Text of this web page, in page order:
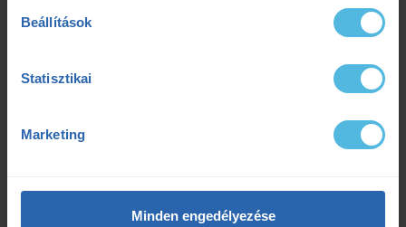
Beállítások
Statisztikai
Marketing
Minden engedélyezése
Edzőtábor (2)
Gyógytorna(7)